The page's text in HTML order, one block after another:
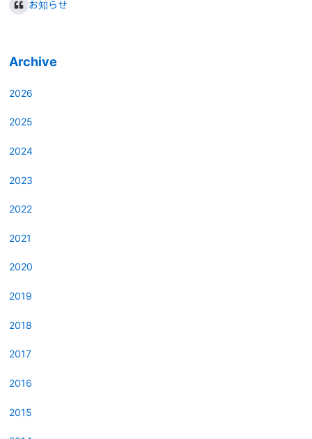
お知らせ
Archive
2026
2025
2024
2023
2022
2021
2020
2019
2018
2017
2016
2015